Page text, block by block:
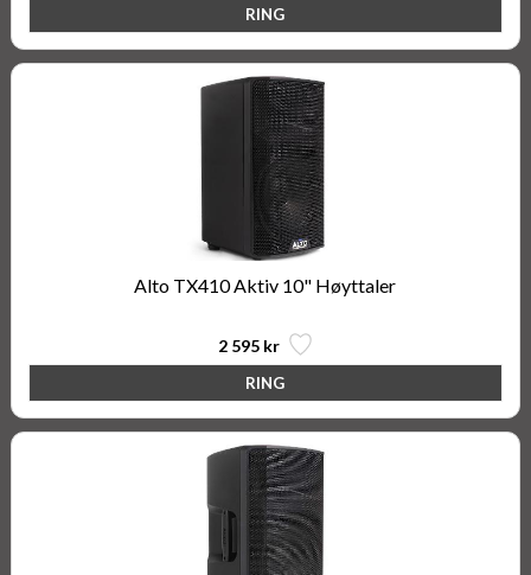
Alto TX410 Aktiv 10" Høyttaler
2 595 kr